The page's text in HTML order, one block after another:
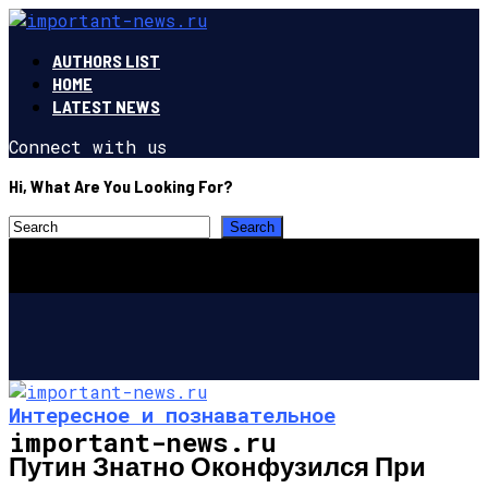
AUTHORS LIST
HOME
LATEST NEWS
Connect with us
Hi, What Are You Looking For?
important-news.ru
Интересное и познавательное
Путин Знатно Оконфузился При